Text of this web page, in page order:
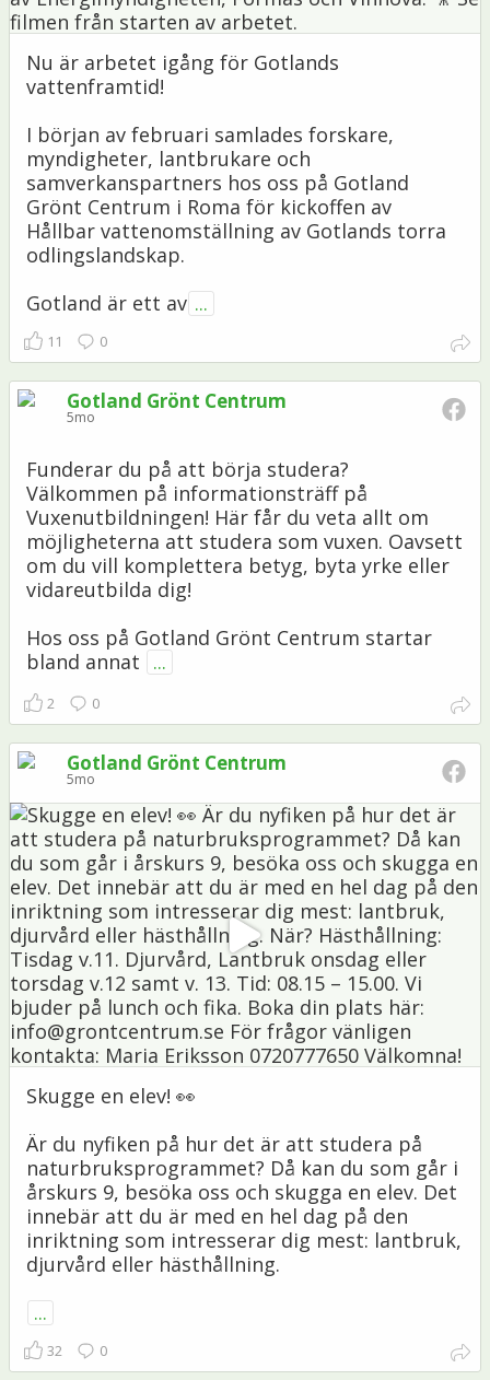
Nu är arbetet igång för Gotlands
vattenframtid!
I början av februari samlades forskare,
myndigheter, lantbrukare och
samverkanspartners hos oss på Gotland
Grönt Centrum i Roma för kickoffen av
Hållbar vattenomställning av Gotlands torra
odlingslandskap.
Gotland är ett av ...
11 0
Gotland Grönt Centrum
5mo
Funderar du på att börja studera?
Välkommen på informationsträff på
Vuxenutbildningen! Här får du veta allt om
möjligheterna att studera som vuxen. Oavsett
om du vill komplettera betyg, byta yrke eller
vidareutbilda dig!
Hos oss på Gotland Grönt Centrum startar
bland annat ...
2 0
Gotland Grönt Centrum
5mo
Skugge en elev! 👀
Är du nyfiken på hur det är att studera på
naturbruksprogrammet? Då kan du som går i
årskurs 9, besöka oss och skugga en elev. Det
innebär att du är med en hel dag på den
inriktning som intresserar dig mest: lantbruk,
djurvård eller hästhållning.
...
32 0